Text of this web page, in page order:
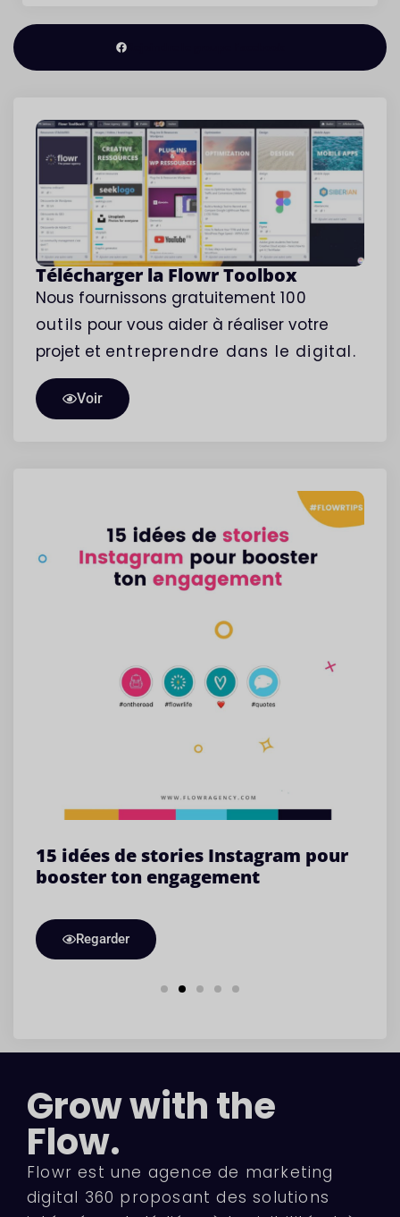
Télécharger la Flowr Toolbox
Nous fournissons gratuitement 100
outils pour vous aider à réaliser votre
projet et entreprendre dans le digital.
Voir
pour
Astuces d’optimisation des
pages avec appel à l’action.
à l’action
Grow with the
Flow.
Flowr est une agence de marketing